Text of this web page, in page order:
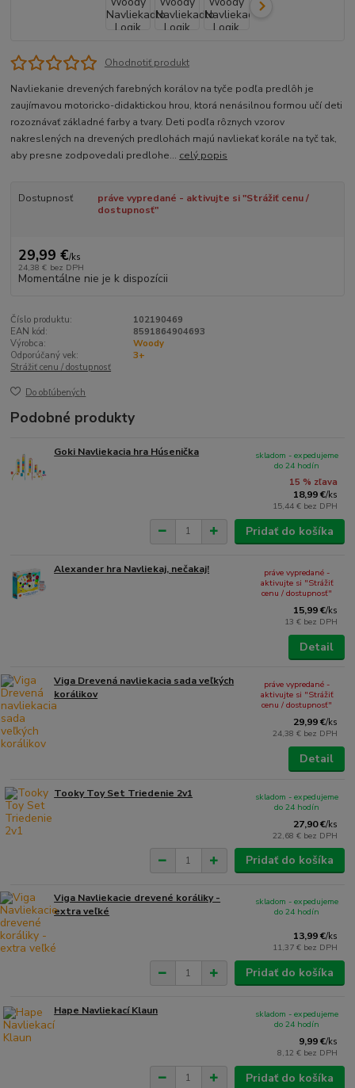
Ohodnotiť produkt
Navliekanie drevených farebných korálov na tyče podľa predlôh je
zaujímavou motoricko-didaktickou hrou, ktorá nenásilnou formou učí deti
rozoznávať základné farby a tvary. Deti podľa rôznych vzorov
nakreslených na drevených predlohách majú navliekať korále na tyč tak,
aby presne zodpovedali predlohe... celý popis
Dostupnosť
práve vypredané - aktivujte si "Strážiť cenu /
dostupnosť"
29,99 €/ks
24,38 € bez DPH
Momentálne nie je k dispozícii
Číslo produktu:
102190469
EAN kód:
8591864904693
Výrobca:
Woody
Odporúčaný vek:
3+
Strážiť cenu / dostupnosť
Do obľúbených
Podobné produkty
Goki Navliekacia hra Húsenička
15 % zľava
18,99 €/ks
15,44 € bez DPH
skladom - expedujeme
do 24 hodín
Pridať do košíka
Alexander hra Navliekaj, nečakaj!
15,99 €/ks
13 € bez DPH
práve vypredané -
aktivujte si "Strážiť
cenu / dostupnosť"
Detail
Viga Drevená navliekacia sada veľkých
korálikov
29,99 €/ks
24,38 € bez DPH
práve vypredané -
aktivujte si "Strážiť
cenu / dostupnosť"
Detail
Tooky Toy Set Triedenie 2v1
27,90 €/ks
22,68 € bez DPH
skladom - expedujeme
do 24 hodín
Pridať do košíka
Viga Navliekacie drevené koráliky -
extra veľké
13,99 €/ks
11,37 € bez DPH
skladom - expedujeme
do 24 hodín
Pridať do košíka
Hape Navliekací Klaun
9,99 €/ks
8,12 € bez DPH
skladom - expedujeme
do 24 hodín
Pridať do košíka